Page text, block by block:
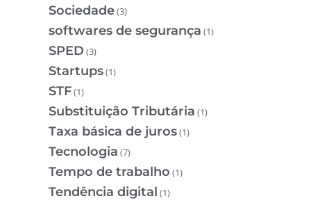
Sociedade(3)
softwares de segurança (1)
SPED (3)
Startups(1)
STF(1)
Substituição Tributária (1)
Taxa básica de juros(1)
Tecnologia (7)
Tempo de trabalho (1)
Tendência digital (1)